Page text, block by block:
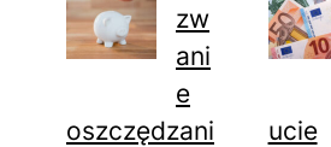
zw
ani
e
oszczędzani
ucie